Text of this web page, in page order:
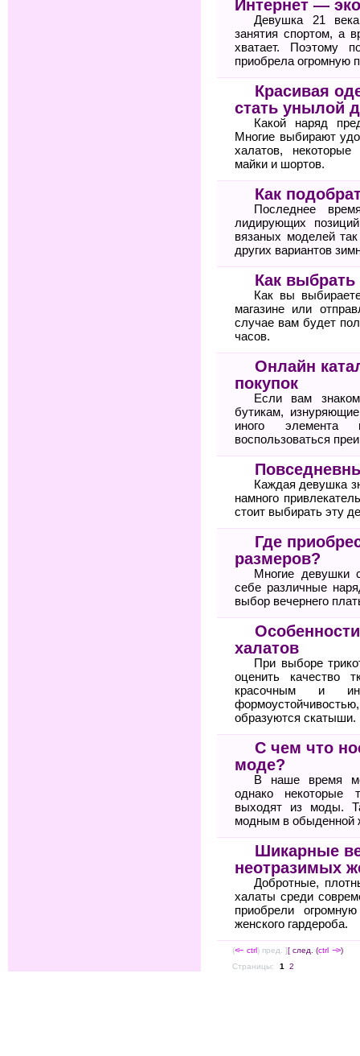
Интернет —
Девушка 21
занятия спортом, а
хватает. Поэтому
приобрела огромную
Красивая
стать унылой
Какой наряд
Многие выбирают
халатов,
майки и шортов.
Как
Последнее
лидирующих
вязаных моделей
других вариантов
Как
Как вы
магазине или
случае вам будет
часов.
Онлайн
покупок
Если вам
бутикам,
иного элемента
воспользоваться
Каждая девушка
намного
стоит выбирать эту
Где
размеров?
Многие девушки
себе различные
выбор вечернего
халатов
При выборе
оценить качество
красочным и
образуются скатыши.
С чем что
моде?
В наше время
однако некоторые
выходят из моды.
модным в обыденной
Шикарные
неотразимых
Добротные,
халаты среди
приобрели
женского гардероба.
(<-- ctrl) пред. ][ след. (ctrl --> )
Страницы:
1 2